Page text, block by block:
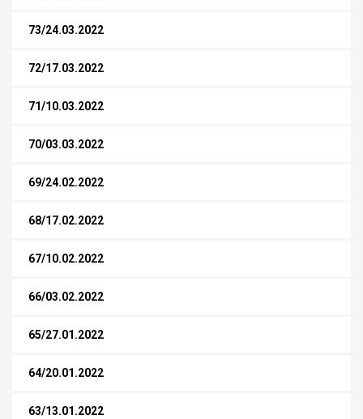
73/24.03.2022
72/17.03.2022
71/10.03.2022
70/03.03.2022
69/24.02.2022
68/17.02.2022
67/10.02.2022
66/03.02.2022
65/27.01.2022
64/20.01.2022
63/13.01.2022